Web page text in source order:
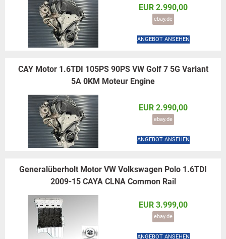
EUR 2.990,00
ebay.de
ANGEBOT ANSEHEN
CAY Motor 1.6TDI 105PS 90PS VW Golf 7 5G Variant
5A 0KM Moteur Engine
EUR 2.990,00
ebay.de
ANGEBOT ANSEHEN
Generalüberholt Motor VW Volkswagen Polo 1.6TDI
2009-15 CAYA CLNA Common Rail
EUR 3.999,00
ebay.de
ANGEBOT ANSEHEN